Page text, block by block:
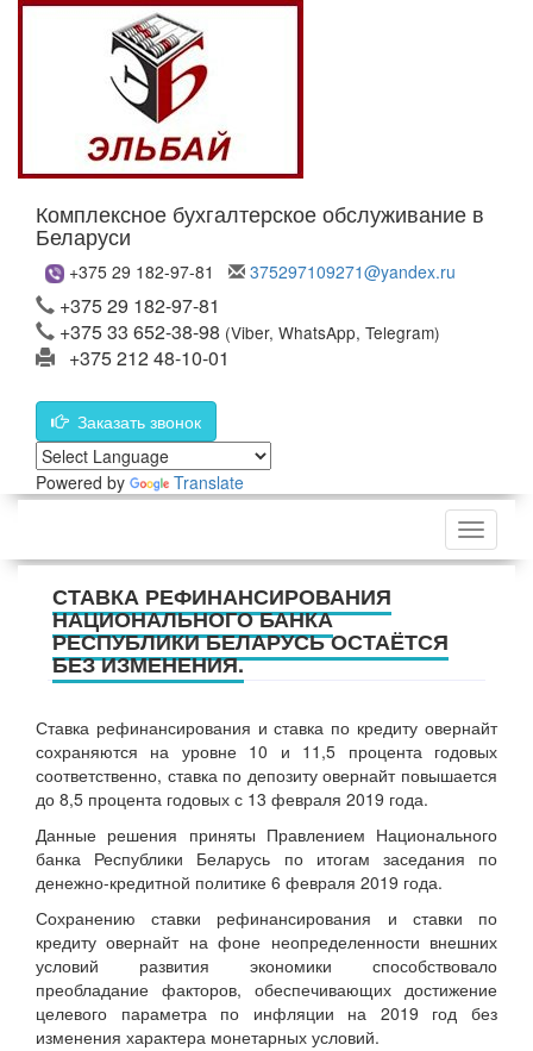
Комплексное бухгалтерское обслуживание в
Беларуси
+375 29 182-97-81 375297109271@yandex.ru
+375 29 182-97-81
+375 33 652-38-98 (Viber, WhatsApp, Telegram)
+375 212 48-10-01
Заказать звонок
Powered by Translate
Меню
СТАВКА РЕФИНАНСИРОВАНИЯ
НАЦИОНАЛЬНОГО БАНКА
РЕСПУБЛИКИ БЕЛАРУСЬ ОСТАЁТСЯ
БЕЗ ИЗМЕНЕНИЯ.
Ставка рефинансирования и ставка по кредиту овернайт
сохраняются на уровне 10 и 11,5 процента годовых
соответственно, ставка по депозиту овернайт повышается
до 8,5 процента годовых с 13 февраля 2019 года.
Данные решения приняты Правлением Национального
банка Республики Беларусь по итогам заседания по
денежно-кредитной политике 6 февраля 2019 года.
Сохранению ставки рефинансирования и ставки по
кредиту овернайт на фоне неопределенности внешних
условий развития экономики способствовало
преобладание факторов, обеспечивающих достижение
целевого параметра по инфляции на 2019 год без
изменения характера монетарных условий.